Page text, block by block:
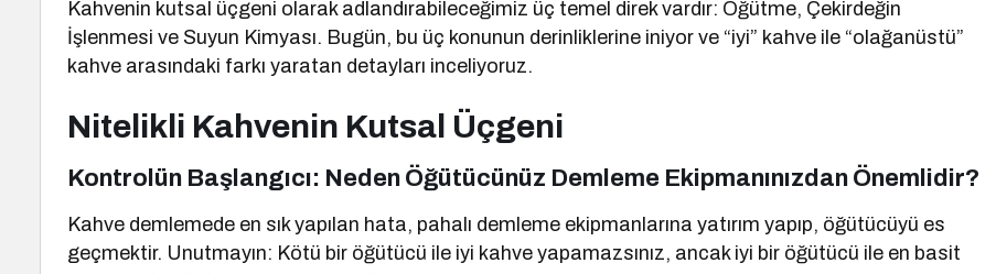
Kahvenin kutsal üçgeni olarak adlandırabileceğimiz üç temel direk vardır: Öğütme, Çekirdeğin
İşlenmesi ve Suyun Kimyası. Bugün, bu üç konunun derinliklerine iniyor ve “iyi” kahve ile “olağanüstü”
kahve arasındaki farkı yaratan detayları inceliyoruz.
Nitelikli Kahvenin Kutsal Üçgeni
Kontrolün Başlangıcı: Neden Öğütücünüz Demleme Ekipmanınızdan Önemlidir?
Kahve demlemede en sık yapılan hata, pahalı demleme ekipmanlarına yatırım yapıp, öğütücüyü es
geçmektir. Unutmayın: Kötü bir öğütücü ile iyi kahve yapamazsınız, ancak iyi bir öğütücü ile en basit